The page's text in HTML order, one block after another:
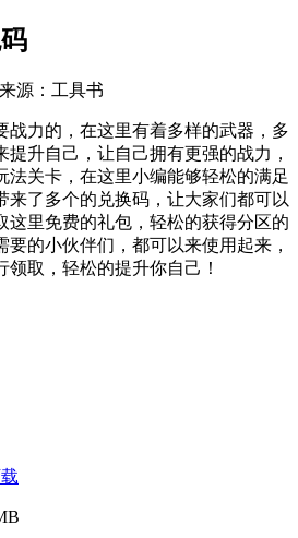
来源：工具书
力的，在这里有着多样的武器，多
升自己，让自己拥有更强的战力，
法关卡，在这里小编能够轻松的满足
来了多个的兑换码，让大家们都可以
这里免费的礼包，轻松的获得分区的
要的小伙伴们，都可以来使用起来，
取，轻松的提升你自己！